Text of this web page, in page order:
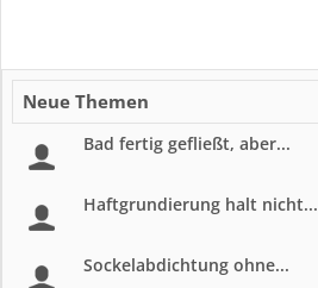
Neue Themen
Bad fertig gefließt, aber...
Haftgrundierung halt nicht...
Sockelabdichtung ohne...